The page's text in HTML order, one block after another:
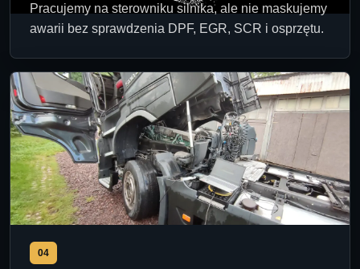
Pracujemy na sterowniku silnika, ale nie maskujemy
awarii bez sprawdzenia DPF, EGR, SCR i osprzętu.
04